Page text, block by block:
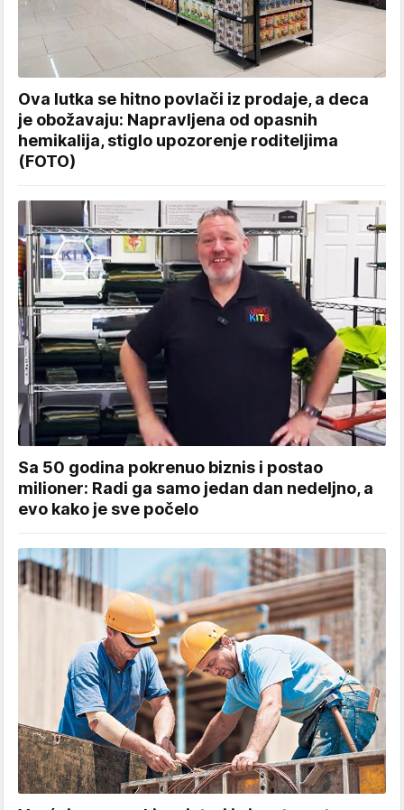
Ova lutka se hitno povlači iz prodaje, a deca
je obožavaju: Napravljena od opasnih
hemikalija, stiglo upozorenje roditeljima
(FOTO)
Sa 50 godina pokrenuo biznis i postao
milioner: Radi ga samo jedan dan nedeljno, a
evo kako je sve počelo